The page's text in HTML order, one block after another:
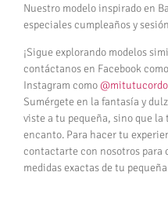
Nuestro modelo inspirado en
especiales cumpleaños y
¡Sigue explorando modelos
contáctanos en Facebook
Instagram como
Sumérgete en la fantasía y
viste a tu pequeña, sino que
encanto. Para hacer tu
contactarte con nosotros
medidas exactas de tu